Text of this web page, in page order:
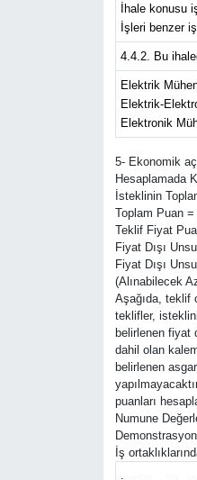
İhale konusu
İşleri benzer
4.4.2. Bu
Elektrik
Elektrik-
Elektronik
5- Ekonomik
Hesaplamada
İsteklinin
Toplam Puan =
Teklif Fiyat
Fiyat Dışı
Fiyat Dışı
(Alınabilecek
Aşağıda, teklif
teklifler,
belirlenen fiyat
dahil olan
belirlenen
puanları
Numune
İş